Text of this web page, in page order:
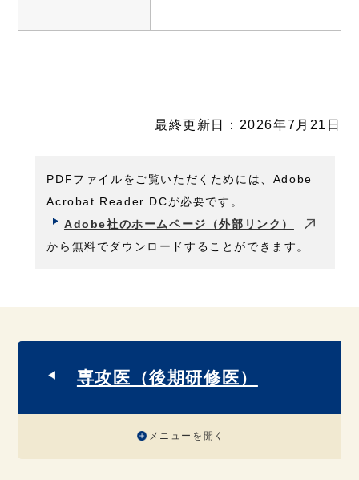
最終更新日：2026年7月21日
PDFファイルをご覧いただくためには、Adobe
Acrobat Reader DCが必要です。
Adobe社のホームページ（外部リンク）
から無料でダウンロードすることができます。
専攻医（後期研修医）
メニューを開く